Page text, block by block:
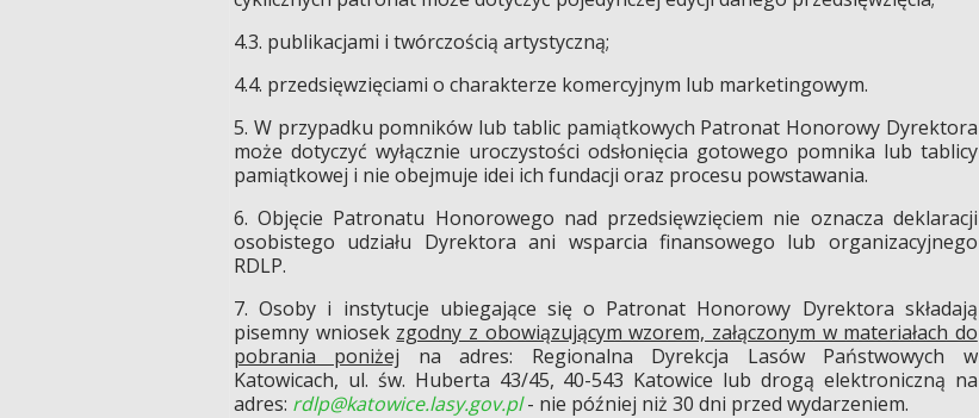
4.3. publikacjami i twórczością artystyczną;
4.4. przedsięwzięciami o charakterze komercyjnym lub marketingowym.
5. W przypadku pomników lub tablic pamiątkowych Patronat Honorowy Dyrektora
może dotyczyć wyłącznie uroczystości odsłonięcia gotowego pomnika lub tablicy
pamiątkowej i nie obejmuje idei ich fundacji oraz procesu powstawania.
6. Objęcie Patronatu Honorowego nad przedsięwzięciem nie oznacza deklaracji
osobistego udziału Dyrektora ani wsparcia finansowego lub organizacyjnego
RDLP.
7. Osoby i instytucje ubiegające się o Patronat Honorowy Dyrektora składają
pisemny wniosek zgodny z obowiązującym wzorem, załączonym w materiałach do
pobrania poniżej na adres: Regionalna Dyrekcja Lasów Państwowych w
Katowicach, ul. św. Huberta 43/45, 40-543 Katowice lub drogą elektroniczną na
adres: rdlp@katowice.lasy.gov.pl- nie później niż 30 dni przed wydarzeniem.